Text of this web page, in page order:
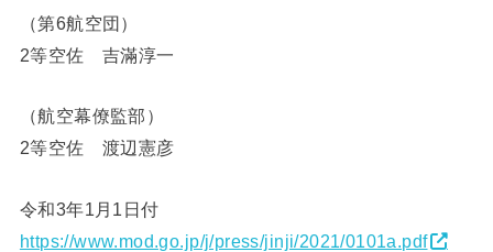
（第6航空団）
2等空佐 吉滿淳一
（航空幕僚監部）
2等空佐 渡辺憲彦
令和3年1月1日付
https://www.mod.go.jp/j/press/jinji/2021/0101a.pdf